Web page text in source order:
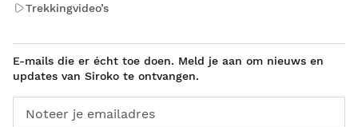
Trekkingvideo’s
E-mails die er écht toe doen. Meld je aan om nieuws en
updates van Siroko te ontvangen.
Noteer je emailadres